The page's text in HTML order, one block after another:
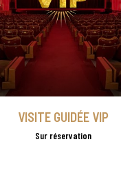
VISITE GUIDÉE VIP
Sur réservation